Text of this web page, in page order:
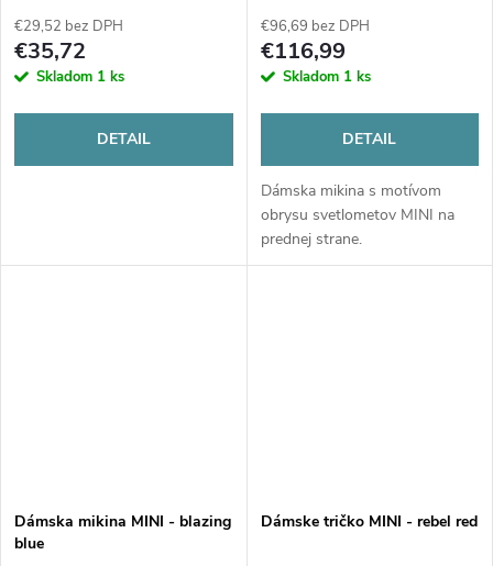
€29,52 bez DPH
€35,72
Skladom 1 ks
DETAIL
€96,69 bez DPH
€116,99
Skladom 1 ks
DETAIL
Dámska mikina s motívom
obrysu svetlometov MINI na
prednej strane.
Dámska mikina MINI - blazing
blue
Dámske tričko MINI - rebel red